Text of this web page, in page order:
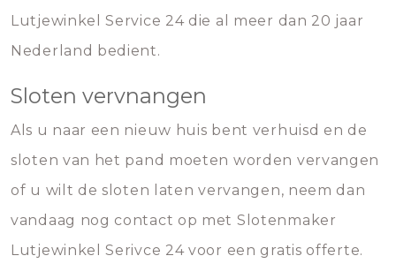
Lutjewinkel Service 24 die al meer dan 20 jaar
Nederland bedient.
Sloten vervnangen
Als u naar een nieuw huis bent verhuisd en de
sloten van het pand moeten worden vervangen
of u wilt de sloten laten vervangen, neem dan
vandaag nog contact op met Slotenmaker
Lutjewinkel Serivce 24 voor een gratis offerte.